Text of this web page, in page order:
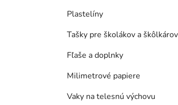
Plastelíny
Tašky pre školákov a škôlkárov
Fľaše a doplnky
Milimetrové papiere
Vaky na telesnú výchovu